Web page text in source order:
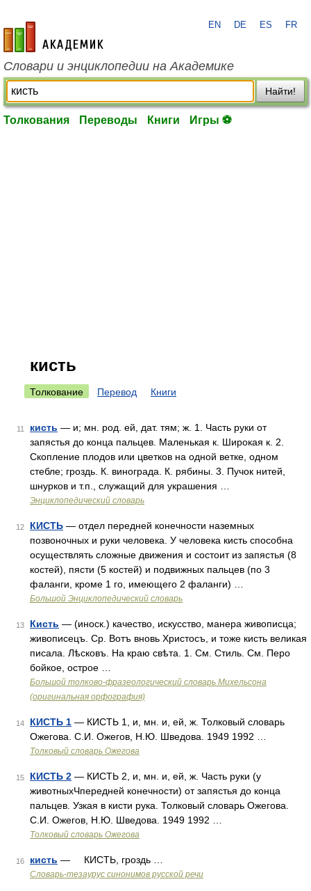
academic.ru
EN DE ES FR
Словари и энциклопедии на Академике
Найти!
Толкования Переводы Книги Игры ⚽
кисть
Толкование Перевод Книги
11 кисть — и; мн. род. ей, дат. тям; ж. 1. Часть руки от
запястья до конца пальцев. Маленькая к. Широкая к. 2.
Скопление плодов или цветков на одной ветке, одном
стебле; гроздь. К. винограда. К. рябины. 3. Пучок нитей,
шнурков и т.п., служащий для украшения …
Энциклопедический словарь
12 КИСТЬ — отдел передней конечности наземных
позвоночных и руки человека. У человека кисть способна
осуществлять сложные движения и состоит из запястья (8
костей), пясти (5 костей) и подвижных пальцев (по 3
фаланги, кроме 1 го, имеющего 2 фаланги) …
Большой Энциклопедический словарь
13 Кисть — (иноск.) качество, искусство, манера живописца;
живописецъ. Ср. Вотъ вновь Христосъ, и тоже кисть великая
писала. Лѣсковъ. На краю свѣта. 1. См. Стиль. См. Перо
бойкое, острое …
Большой толково-фразеологический словарь Михельсона
(оригинальная орфография)
14 КИСТЬ 1 — КИСТЬ 1, и, мн. и, ей, ж. Толковый словарь
Ожегова. С.И. Ожегов, Н.Ю. Шведова. 1949 1992 …
Толковый словарь Ожегова
15 КИСТЬ 2 — КИСТЬ 2, и, мн. и, ей, ж. Часть руки (у
животныхЧпередней конечности) от запястья до конца
пальцев. Узкая в кисти рука. Толковый словарь Ожегова.
С.И. Ожегов, Н.Ю. Шведова. 1949 1992 …
Толковый словарь Ожегова
16 кисть — КИСТЬ, гроздь …
Словарь-тезаурус синонимов русской речи